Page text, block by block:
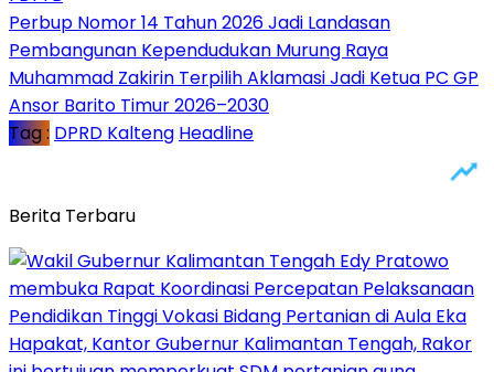
Perbup Nomor 14 Tahun 2026 Jadi Landasan
Pembangunan Kependudukan Murung Raya
Muhammad Zakirin Terpilih Aklamasi Jadi Ketua PC GP
Ansor Barito Timur 2026–2030
Tag : DPRD Kalteng Headline
Berita Terbaru